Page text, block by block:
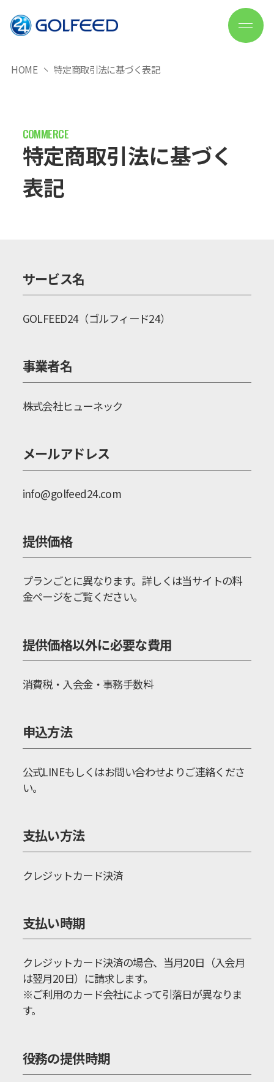
HOME 特定商取引法に基づく表記
特定商取引法に基づく
表記
サービス名
GOLFEED24（ゴルフィード24）
事業者名
株式会社ヒューネック
メールアドレス
info@golfeed24.com
提供価格
プランごとに異なります。詳しくは当サイトの料
金ページをご覧ください。
提供価格以外に必要な費用
消費税・入会金・事務手数料
申込方法
公式LINEもしくはお問い合わせよりご連絡くださ
い。
支払い方法
クレジットカード決済
支払い時期
クレジットカード決済の場合、当月20日（入会月
は翌月20日）に請求します。
※ご利用のカード会社によって引落日が異なりま
す。
役務の提供時期